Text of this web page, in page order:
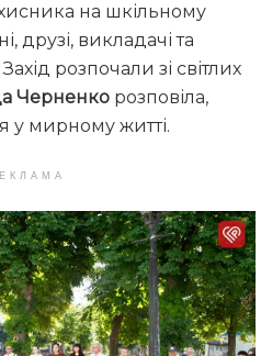
на шкільному
друзі, викладачі та
розпочали зі світлих
Черненко розповіла,
у мирному житті.